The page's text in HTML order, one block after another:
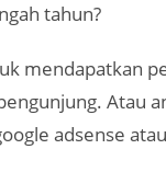
tahun?
mendapatkan
Atau
adsense